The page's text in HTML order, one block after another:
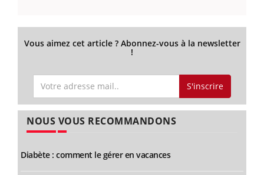
Vous aimez cet article ? Abonnez-vous à la newsletter
!
S'inscrire
NOUS VOUS RECOMMANDONS
Diabète : comment le gérer en vacances